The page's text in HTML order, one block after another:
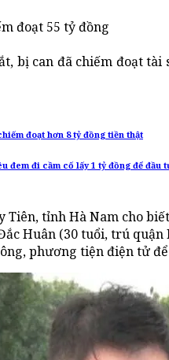
đoạt 55 tỷ đồng
bị can đã chiếm đoạt
đoạt hơn 8 tỷ đồng tiền thật
đi cầm cố lấy 1 tỷ đồng để đầu
Tiên, tỉnh Hà Nam cho
Huân (30 tuổi, trú quận
phương tiện điện tử